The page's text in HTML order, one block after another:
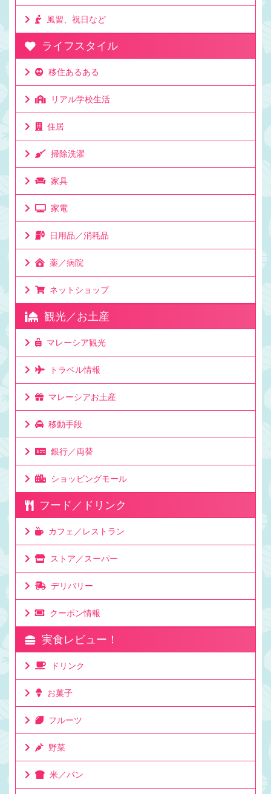
風習、祝日など
ライフスタイル
移住あるある
リアル学校生活
住居
掃除洗濯
家具
家電
日用品／消耗品
薬／病院
ネットショップ
観光／お土産
マレーシア観光
トラベル情報
マレーシアお土産
移動手段
銀行／両替
ショッピングモール
フード／ドリンク
カフェ／レストラン
ストア／スーパー
デリバリー
クーポン情報
実食レビュー！
ドリンク
お菓子
フルーツ
野菜
米／パン